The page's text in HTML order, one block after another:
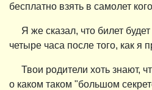
бесплатно взять в самолет
Я же сказал, что билет
четыре часа после того, как я
Твои родители хоть знают,
о каком таком "большом